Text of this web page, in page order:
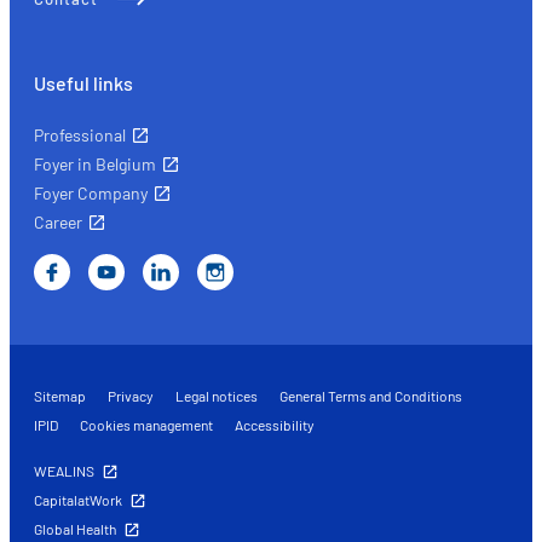
Useful links
Professional
Foyer in Belgium
Foyer Company
Career
Sitemap Privacy Legal notices
General Terms and Conditions
IPID
Cookies management Accessibility
WEALINS
CapitalatWork
Global Health